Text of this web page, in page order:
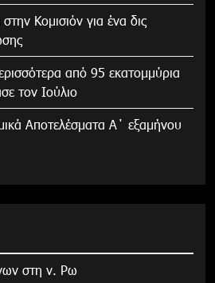
Κομισιόν για ένα δις
από 95 εκατομμύρια
τον Ιούλιο
Αποτελέσματα Α΄ εξαμήνου
στη ν. Ρω